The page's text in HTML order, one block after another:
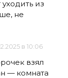
из
не
в 10:06
взял
— комната